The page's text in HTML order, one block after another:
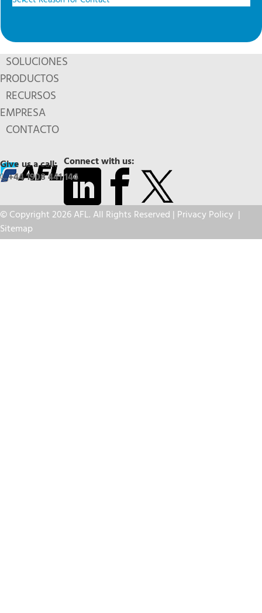
SOLUCIONES
PRODUCTOS
RECURSOS
EMPRESA
CONTACTO
Connect with us:
Give us a call:
+44 1908 441 144
© Copyright 2026 AFL. All Rights Reserved | Privacy Policy |
Sitemap